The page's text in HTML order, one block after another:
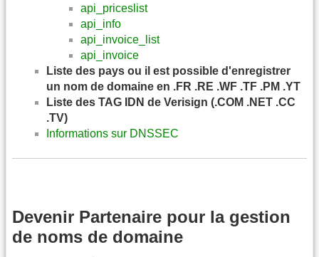
api_priceslist
api_info
api_invoice_list
api_invoice
Liste des pays ou il est possible d'enregistrer
un nom de domaine en .FR .RE .WF .TF .PM .YT
Liste des TAG IDN de Verisign (.COM .NET .CC
.TV)
Informations sur DNSSEC
Devenir Partenaire pour la gestion
de noms de domaine